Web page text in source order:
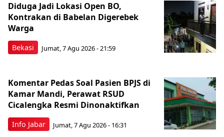
Bekasi
Diduga Jadi Lokasi Open BO,
Kontrakan di Babelan Digerebek
Warga
Jumat, 7 Agu 2026 - 21:59
Info Jabar
Komentar Pedas Soal Pasien BPJS di
Kamar Mandi, Perawat RSUD
Cicalengka Resmi Dinonaktifkan
Jumat, 7 Agu 2026 - 16:31